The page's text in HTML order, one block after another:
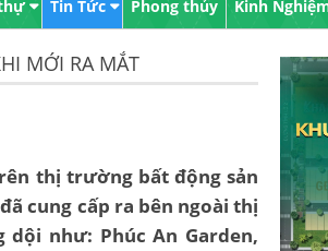
Tin Tức Phong thủy Kinh
MỚI RA MẮT
thị trường bất động sản
cung cấp ra bên ngoài thị
như: Phúc An Garden,